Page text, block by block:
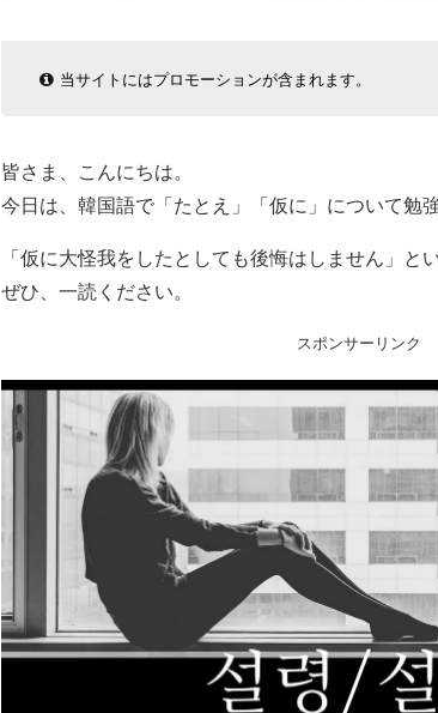
当サイトにはプロモーションが含まれます。
皆さま、こんにちは。
今日は、韓国語で「たとえ」「仮に」について勉
「仮に大怪我をしたとしても後悔はしません」と
ぜひ、一読ください。
スポンサーリンク